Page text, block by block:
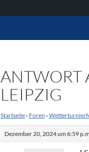
ANTWORT
LEIPZIG
Startseite › Foren ›
Dezember 20, 2024 um 6:59